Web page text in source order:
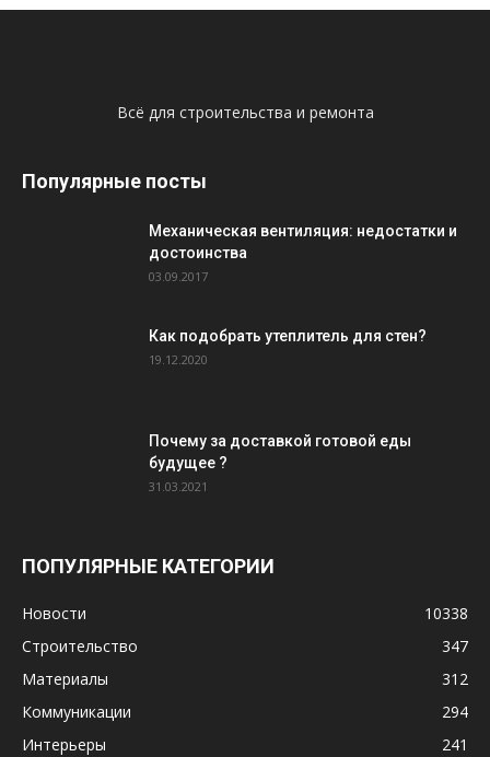
Всё для строительства и ремонта
Популярные посты
Механическая вентиляция: недостатки и
достоинства
03.09.2017
Как подобрать утеплитель для стен?
19.12.2020
Почему за доставкой готовой еды
будущее ?
31.03.2021
ПОПУЛЯРНЫЕ КАТЕГОРИИ
Новости
10338
Строительство
347
Материалы
312
Коммуникации
294
Интерьеры
241